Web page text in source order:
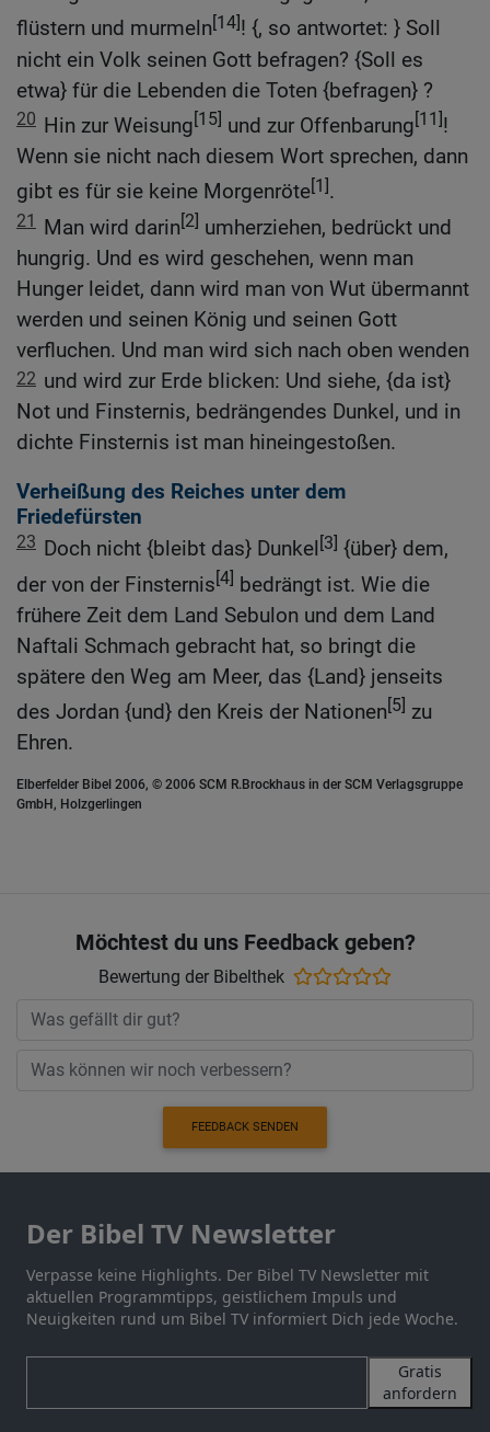
flüstern und murmeln[14]! {, so antwortet: } Soll
nicht ein Volk seinen Gott befragen? {Soll es
etwa} für die Lebenden die Toten {befragen} ?
20 Hin zur Weisung[15] und zur Offenbarung[11]!
Wenn sie nicht nach diesem Wort sprechen, dann
gibt es für sie keine Morgenröte[1].
21 Man wird darin[2] umherziehen, bedrückt und
hungrig. Und es wird geschehen, wenn man
Hunger leidet, dann wird man von Wut übermannt
werden und seinen König und seinen Gott
verfluchen. Und man wird sich nach oben wenden
22 und wird zur Erde blicken: Und siehe, {da ist}
Not und Finsternis, bedrängendes Dunkel, und in
dichte Finsternis ist man hineingestoßen.
Verheißung des Reiches unter dem
Friedefürsten
23 Doch nicht {bleibt das} Dunkel [3] {über} dem,
der von der Finsternis[4] bedrängt ist. Wie die
frühere Zeit dem Land Sebulon und dem Land
Naftali Schmach gebracht hat, so bringt die
spätere den Weg am Meer, das {Land} jenseits
des Jordan {und} den Kreis der Nationen[5] zu
Ehren.
Elberfelder Bibel 2006, © 2006 SCM R.Brockhaus in der SCM Verlagsgruppe
GmbH, Holzgerlingen
Möchtest du uns Feedback geben?
Bewertung der Bibelthek
FEEDBACK SENDEN
Der Bibel TV Newsletter
Verpasse keine Highlights. Der Bibel TV Newsletter mit
aktuellen Programmtipps, geistlichem Impuls und
Neuigkeiten rund um Bibel TV informiert Dich jede Woche.
Gratis
anfordern